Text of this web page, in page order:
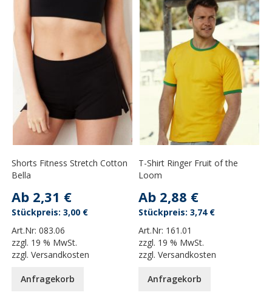
Shorts Fitness Stretch Cotton
Bella
Ab 2,31 €
Art.Nr:083.06
zzgl. 19 % MwSt.
zzgl.Versandkosten
3,00 €
Anfragekorb
T-Shirt Ringer Fruit of the
Loom
Ab 2,88 €
Art.Nr: 161.01
zzgl. 19 % MwSt.
zzgl.Versandkosten
3,74 €
Anfragekorb